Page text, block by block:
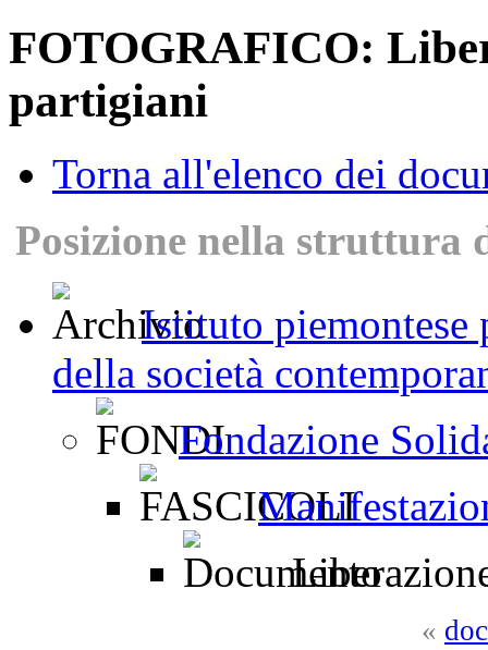
FOTOGRAFICO:
partigiani
Torna all'elenco dei
Posizione nella struttura
Istituto piemontese
della società
Fondazione
«